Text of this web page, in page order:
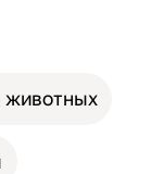
животных